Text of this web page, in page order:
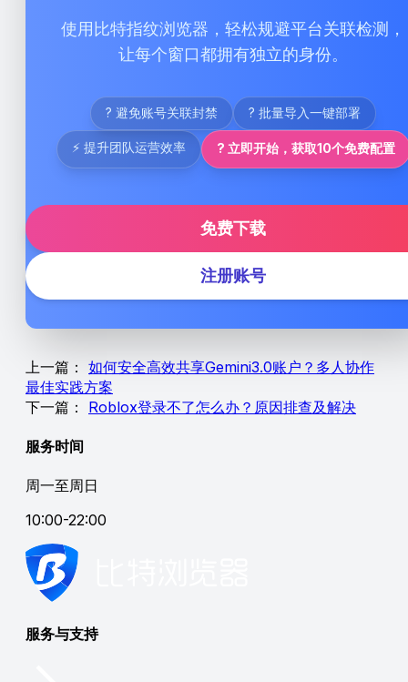
使用比特指纹浏览器，轻松规避平台关联检测，
让每个窗口都拥有独立的身份。
? 避免账号关联封禁 ? 批量导入一键部署
⚡ 提升团队运营效率 ? 立即开始，获取10个免费配置
免费下载
注册账号
上一篇： 如何安全高效共享Gemini3.0账户？多人协作
最佳实践方案
下一篇： Roblox登录不了怎么办？原因排查及解决
服务时间
周一至周日
10:00-22:00
服务与支持